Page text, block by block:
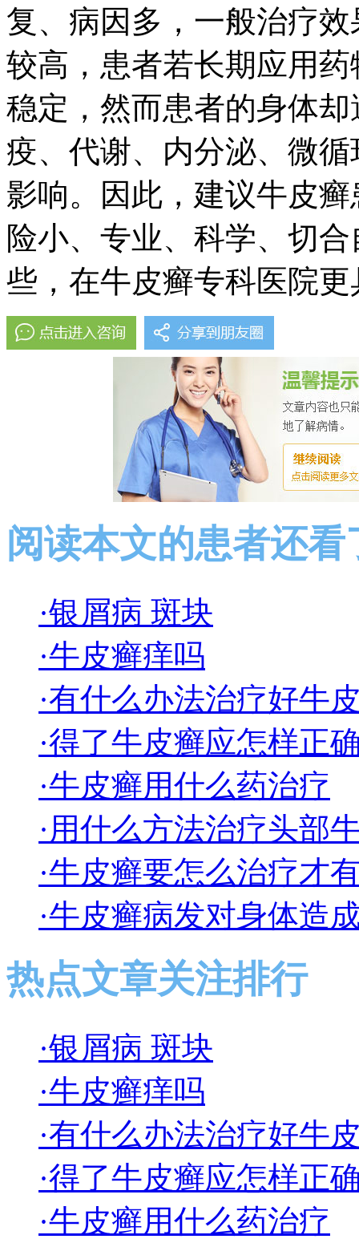
复、病因多，一般治疗
较高，患者若长期应用
稳定，然而患者的身体
疫、代谢、内分泌、微
影响。因此，建议牛皮
险小、专业、科学、切
些，在牛皮癣专科医院
阅读本文的患者还看
·银屑病 斑块
·牛皮癣痒吗
·有什么办法治疗好牛
·得了牛皮癣应怎样正
·牛皮癣用什么药治疗
·用什么方法治疗头部
·牛皮癣要怎么治疗才
·牛皮癣病发对身体造
热点文章关注排行
·银屑病 斑块
·牛皮癣痒吗
·有什么办法治疗好牛
·得了牛皮癣应怎样正
·牛皮癣用什么药治疗